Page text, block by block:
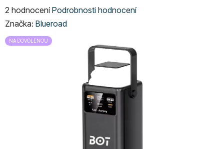
Průměrné
hodnocení
produktu
2 hodnocení Podrobnosti hodnocení
Značka: Blueroad
NA DOVOLENOU